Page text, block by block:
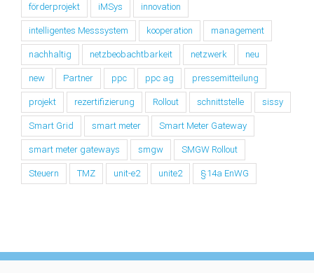
förderprojekt iMSys innovation
intelligentes Messsystem kooperation management
nachhaltig netzbeobachtbarkeit netzwerk neu
new Partner ppc ppc ag pressemitteilung
projekt rezertifizierung Rollout schnittstelle sissy
Smart Grid smart meter Smart Meter Gateway
smart meter gateways smgw SMGW Rollout
Steuern TMZ unit-e2 unite2 §14a EnWG